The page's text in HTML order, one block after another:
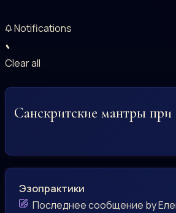
Notifications
Clear all
Санскритские мантры при
Эзопрактики
Последнее сообщение by